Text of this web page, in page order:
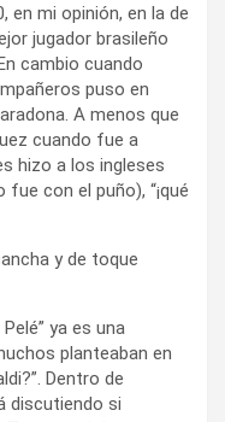
en mi opinión, en la de
jugador brasileño
cambio cuando
puso en
A menos que
cuando fue a
hizo a los ingleses
con el puño), “¡qué
y de toque
ya es una
planteaban en
Dentro de
discutiendo si